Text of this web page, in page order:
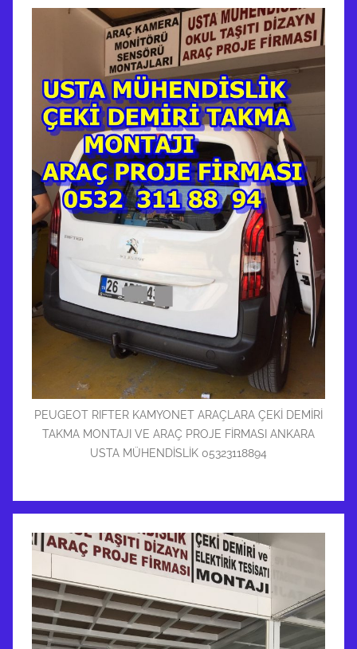
PEUGEOT RIFTER KAMYONET ARAÇLARA ÇEKİ DEMİRİ
TAKMA MONTAJI VE ARAÇ PROJE FİRMASI ANKARA
USTA MÜHENDİSLİK 05323118894